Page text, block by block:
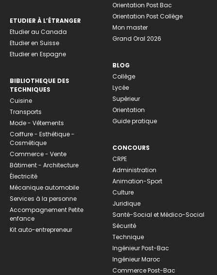
ETUDIER À L’ÉTRANGER
Etudier au Canada
Etudier en Suisse
Etudier en Espagne
BIBLIOTHEQUE DES
TECHNIQUES
Cuisine
Transports
Mode - Vêtements
Coiffure - Esthétique -
Cosmétique
Commerce - Vente
Bâtiment - Architecture
Électricité
Mécanique automobile
Services à la personne
Accompagnement Petite
enfance
Kit auto-entrepreneur
Orientation Post Bac
Orientation Post Collège
Mon master
Grand Oral 2026
BLOG
Collège
Lycée
Supérieur
Orientation
Guide pratique
CONCOURS
CRPE
Administration
Animation-Sport
Culture
Juridique
Santé-Social et Médico-Social
Sécurité
Technique
Ingénieur Post-Bac
Ingénieur Maroc
Commerce Post-Bac